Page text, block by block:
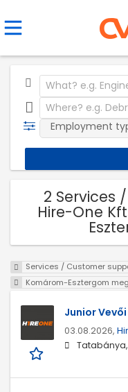
Employment
2 Services
Hire-One
Services / Customer
Komárom-Esztergom
Junior
03.08.2026,